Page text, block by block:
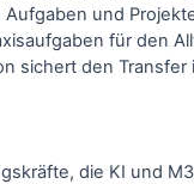
und
für den
sichert den Transfer
die KI und